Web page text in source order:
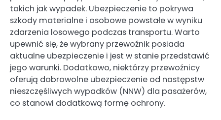
takich jak wypadek. Ubezpieczenie to pokrywa
szkody materialne i osobowe powstałe w wyniku
zdarzenia losowego podczas transportu. Warto
upewnić się, że wybrany przewoźnik posiada
aktualne ubezpieczenie i jest w stanie przedstawić
jego warunki. Dodatkowo, niektórzy przewoźnicy
oferują dobrowolne ubezpieczenie od następstw
nieszczęśliwych wypadków (NNW) dla pasażerów,
co stanowi dodatkową formę ochrony.